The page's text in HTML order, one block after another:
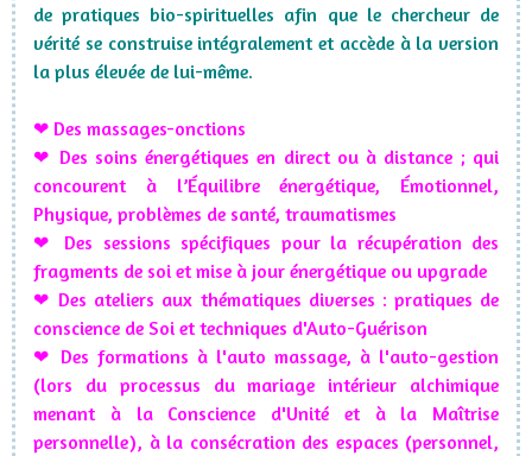
de pratiques bio-spirituelles afin que le chercheur de
vérité se construise intégralement et accède à la version
la plus élevée de lui-même.
❤ Des massages-onctions
❤ Des soins énergétiques en direct ou à distance ; qui
concourent à l’Équilibre énergétique, Émotionnel,
Physique, problèmes de santé, traumatismes
❤ Des sessions spécifiques pour la récupération des
fragments de soi et mise à jour énergétique ou upgrade
❤ Des ateliers aux thématiques diverses : pratiques de
conscience de Soi et techniques d'Auto-Guérison
❤ Des formations à l'auto massage, à l'auto-gestion
(lors du processus du mariage intérieur alchimique
menant à la Conscience d'Unité et à la Maîtrise
personnelle), à la consécration des espaces (personnel,